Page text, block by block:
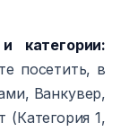
категории:
посетить, в
Ванкувер,
1,